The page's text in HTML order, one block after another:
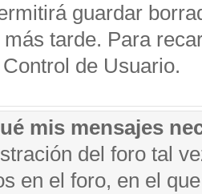
guardar
tarde. Para
de Usuario.
mis mensajes
del foro tal
en el foro, en el